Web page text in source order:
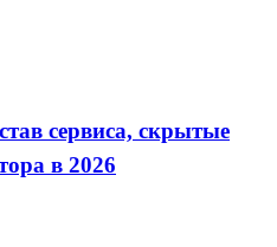
сервиса, скрытые
в 2026